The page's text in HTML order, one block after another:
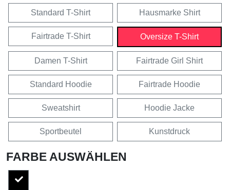
Standard T-Shirt Hausmarke Shirt
Fairtrade T-Shirt Oversize T-Shirt
Damen T-Shirt Fairtrade Girl Shirt
Standard Hoodie Fairtrade Hoodie
Sweatshirt Hoodie Jacke
Sportbeutel Kunstdruck
FARBE AUSWÄHLEN